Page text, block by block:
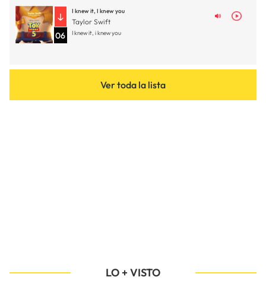
06
I knew it, I knew you
Taylor Swift
I knew it, i knew you
Ver toda la lista
LO + VISTO